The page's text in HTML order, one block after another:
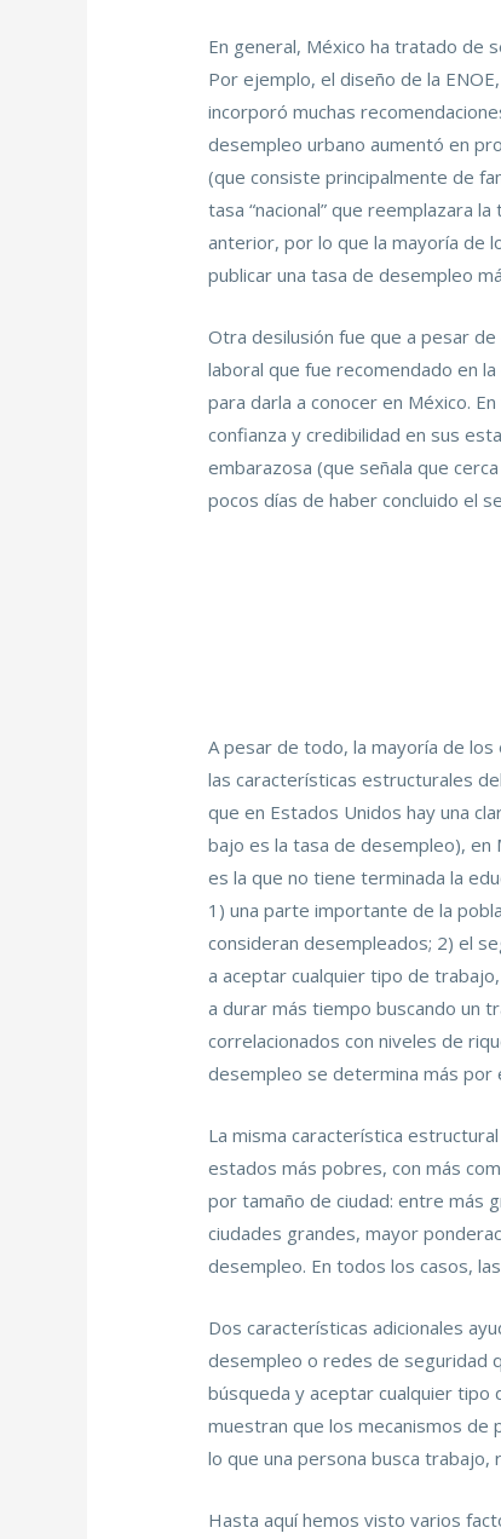
En general, México ha tratado de
Por ejemplo, el diseño de la
incorporó muchas
desempleo urbano aumentó en
(que consiste principalmente de
tasa “nacional” que reemplazara
anterior, por lo que la mayoría de
publicar una tasa de desempleo
Otra desilusión fue que a pesar
laboral que fue recomendado en
para darla a conocer en México.
confianza y credibilidad en sus
embarazosa (que señala que
pocos días de haber concluido el
A pesar de todo, la mayoría de
las características estructurales
que en Estados Unidos hay una
bajo es la tasa de desempleo), en
es la que no tiene terminada la
1) una parte importante de la
consideran desempleados; 2) el
a aceptar cualquier tipo de
a durar más tiempo buscando un
correlacionados con niveles de
desempleo se determina más por
La misma característica
estados más pobres, con más
por tamaño de ciudad: entre más
ciudades grandes, mayor
desempleo. En todos los casos,
Dos características adicionales
desempleo o redes de seguridad
búsqueda y aceptar cualquier tipo
muestran que los mecanismos de
lo que una persona busca trabajo,
Hasta aquí hemos visto varios